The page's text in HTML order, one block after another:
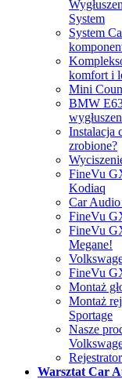
System
System
komfort i
Mini
BMW
Instalacja
zrobione?
FineVu
Kodiaq
Car
FineVu
FineVu
Megane!
FineVu
Montaż
Montaż
Sportage
Nasze
Warsztat Car